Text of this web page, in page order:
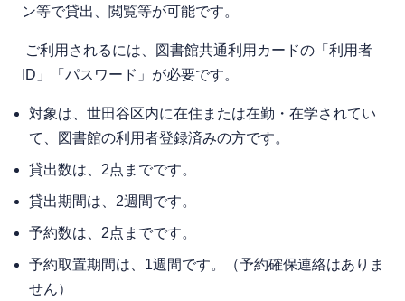
ン等で貸出、閲覧等が可能です。
ご利⽤されるには、図書館共通利用カードの「利用者
ID」「パスワード」が必要です。
対象は、世⽥⾕区内に在住または在勤・在学されてい
て、図書館の利⽤者登録済みの⽅です。
貸出数は、2点までです。
貸出期間は、2週間です。
予約数は、2点までです。
予約取置期間は、1週間です。（予約確保連絡はありま
せん）